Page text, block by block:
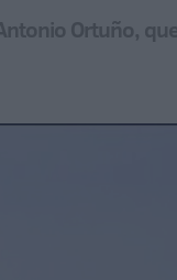
Ortuño,